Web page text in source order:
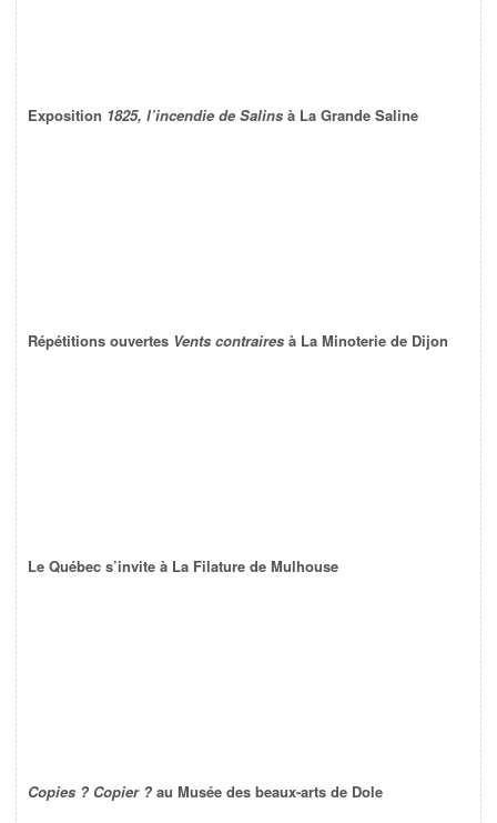
Exposition 1825, l’incendie de Salins à La Grande Saline
Répétitions ouvertes Vents contraires à La Minoterie de Dijon
Le Québec s’invite à La Filature de Mulhouse
Copies ? Copier ? au Musée des beaux-arts de Dole